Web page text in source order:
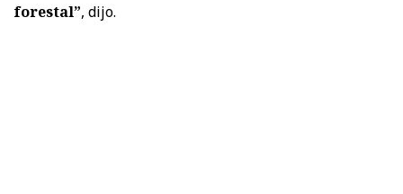
forestal”, dijo.